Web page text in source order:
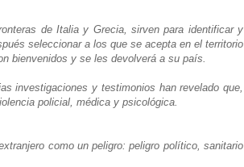
de Italia y Grecia, sirven para identificar y
seleccionar a los que se acepta en el territorio
bienvenidos y se les devolverá a su país.
investigaciones y testimonios han revelado que,
policial, médica y psicológica.
como un peligro: peligro político, sanitario